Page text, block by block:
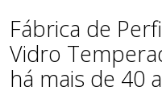
Fábrica de
Vidro
há mais de 40